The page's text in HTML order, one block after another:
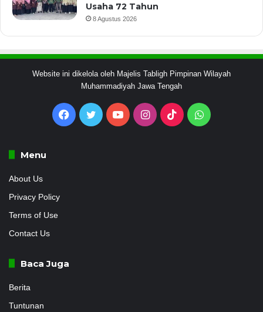
Usaha 72 Tahun
8 Agustus 2026
Website ini dikelola oleh Majelis Tabligh Pimpinan Wilayah
Muhammadiyah Jawa Tengah
Facebook
Twitter YouTubeInstagram
TikTokWhatsApp
Menu
About Us
Privacy Policy
Terms of Use
Contact Us
Baca Juga
Berita
Tuntunan